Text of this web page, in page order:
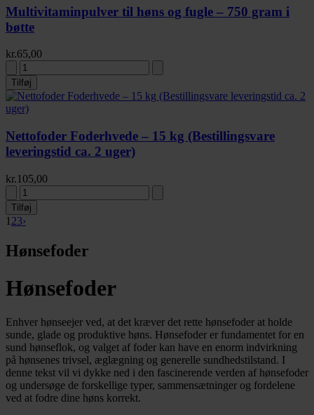
Multivitaminpulver til høns og fugle – 750 gram i
bøtte
kr.65,00
Tilføj
Nettofoder Foderhvede – 15 kg (Bestillingsvare
leveringstid ca. 2 uger)
kr.105,00
Tilføj
1 23›
Hønsefoder
Hønsefoder
Enhver hønseejer ved, at det kræver det rette hønsefoder at holde
sunde, glade og produktive høns. Hønsefoder er fundamentet for en
sund hønseflok, og valget af foder kan have en enorm indvirkning
på hønsenes trivsel, æglægning og generelle sundhedstilstand. I
denne tekst vil vi dykke ned i den fascinerende verden af hønsefoder
og undersøge de forskellige typer, sammensætninger og fordelene
ved at fodre dine høns korrekt.